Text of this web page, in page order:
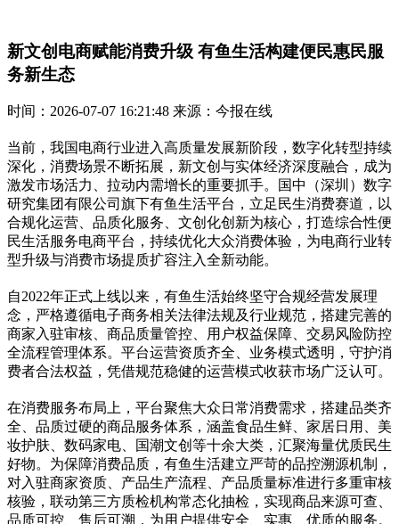
新文创电商赋能消费升级 有鱼生活构建便民惠民服
务新生态
时间：2026-07-07 16:21:48 来源：今报在线
当前，我国电商行业进入高质量发展新阶段，数字化转型持续
深化，消费场景不断拓展，新文创与实体经济深度融合，成为
激发市场活力、拉动内需增长的重要抓手。国中（深圳）数字
研究集团有限公司旗下有鱼生活平台，立足民生消费赛道，以
合规化运营、品质化服务、文创化创新为核心，打造综合性便
民生活服务电商平台，持续优化大众消费体验，为电商行业转
型升级与消费市场提质扩容注入全新动能。
自2022年正式上线以来，有鱼生活始终坚守合规经营发展理
念，严格遵循电子商务相关法律法规及行业规范，搭建完善的
商家入驻审核、商品质量管控、用户权益保障、交易风险防控
全流程管理体系。平台运营资质齐全、业务模式透明，守护消
费者合法权益，凭借规范稳健的运营模式收获市场广泛认可。
在消费服务布局上，平台聚焦大众日常消费需求，搭建品类齐
全、品质过硬的商品服务体系，涵盖食品生鲜、家居日用、美
妆护肤、数码家电、国潮文创等十余大类，汇聚海量优质民生
好物。为保障消费品质，有鱼生活建立严苛的品控溯源机制，
对入驻商家资质、产品生产流程、产品质量标准进行多重审核
核验，联动第三方质检机构常态化抽检，实现商品来源可查、
品质可控、售后可溯，为用户提供安全、实惠、优质的服务。